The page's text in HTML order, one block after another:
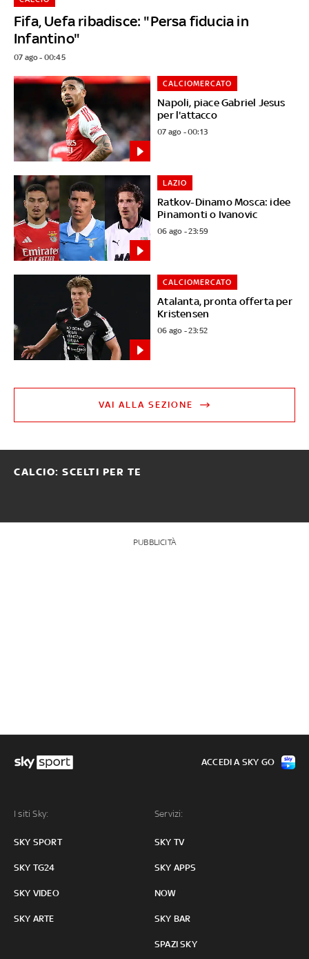
Fifa, Uefa ribadisce: "Persa fiducia in
Infantino"
07 ago - 00:45
Napoli, piace Gabriel Jesus
per l'attacco
CALCIOMERCATO
07 ago - 00:13
Ratkov-Dinamo Mosca: idee
Pinamonti o Ivanovic
LAZIO
06 ago - 23:59
Atalanta, pronta offerta per
Kristensen
CALCIOMERCATO
06 ago - 23:52
VAI ALLA SEZIONE
CALCIO: SCELTI PER TE
PUBBLICITÀ
I siti Sky:
SKY SPORT
SKY TG24
SKY VIDEO
SKY ARTE
Servizi:
SKY TV
SKY APPS
NOW
SKY BAR
SPAZI SKY
ACCEDI A SKY GO